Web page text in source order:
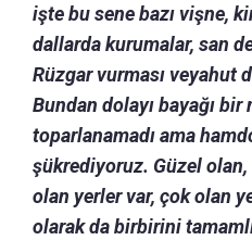
işte bu sene bazı vişne,
dallarda kurumalar, san
Rüzgar vurması veyahut
Bundan dolayı bayağı
toparlanamadı ama
şükrediyoruz. Güzel
olan yerler var, çok olan
olarak da birbirini